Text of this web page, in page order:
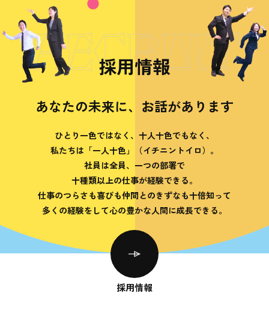
RECRUIT
採用情報
あなたの未来に、お話があります
ひとり一色ではなく、十人十色でもなく、
私たちは「一人十色」（イチニントイロ）。
社員は全員、一つの部署で
十種類以上の仕事が経験できる。
仕事のつらさも喜びも仲間とのきずなも十倍知って
多くの経験をして心の豊かな人間に成長できる。
採用情報